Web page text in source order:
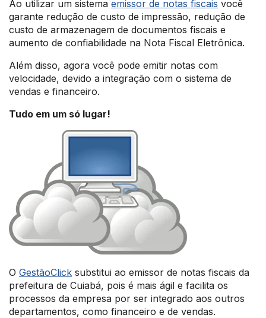
Ao utilizar um sistema emissor de notas fiscais você
garante redução de custo de impressão, redução de
custo de armazenagem de documentos fiscais e
aumento de confiabilidade na Nota Fiscal Eletrônica.
Além disso, agora você pode emitir notas com
velocidade, devido a integração com o sistema de
vendas e financeiro.
Tudo em um só lugar!
O GestãoClick substitui ao emissor de notas fiscais da
prefeitura de Cuiabá, pois é mais ágil e facilita os
processos da empresa por ser integrado aos outros
departamentos, como financeiro e de vendas.